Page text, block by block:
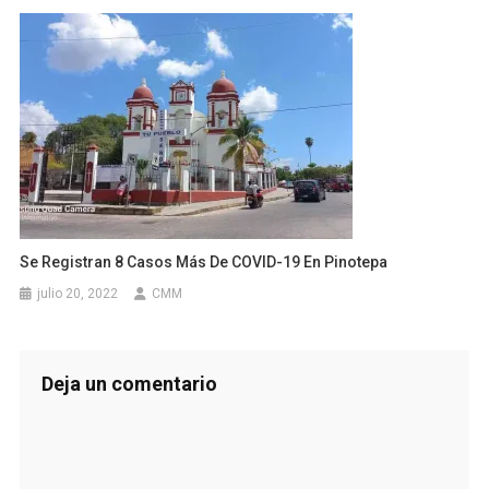
Se Registran 8 Casos Más De COVID-19 En Pinotepa
julio 20, 2022 CMM
Deja un comentario